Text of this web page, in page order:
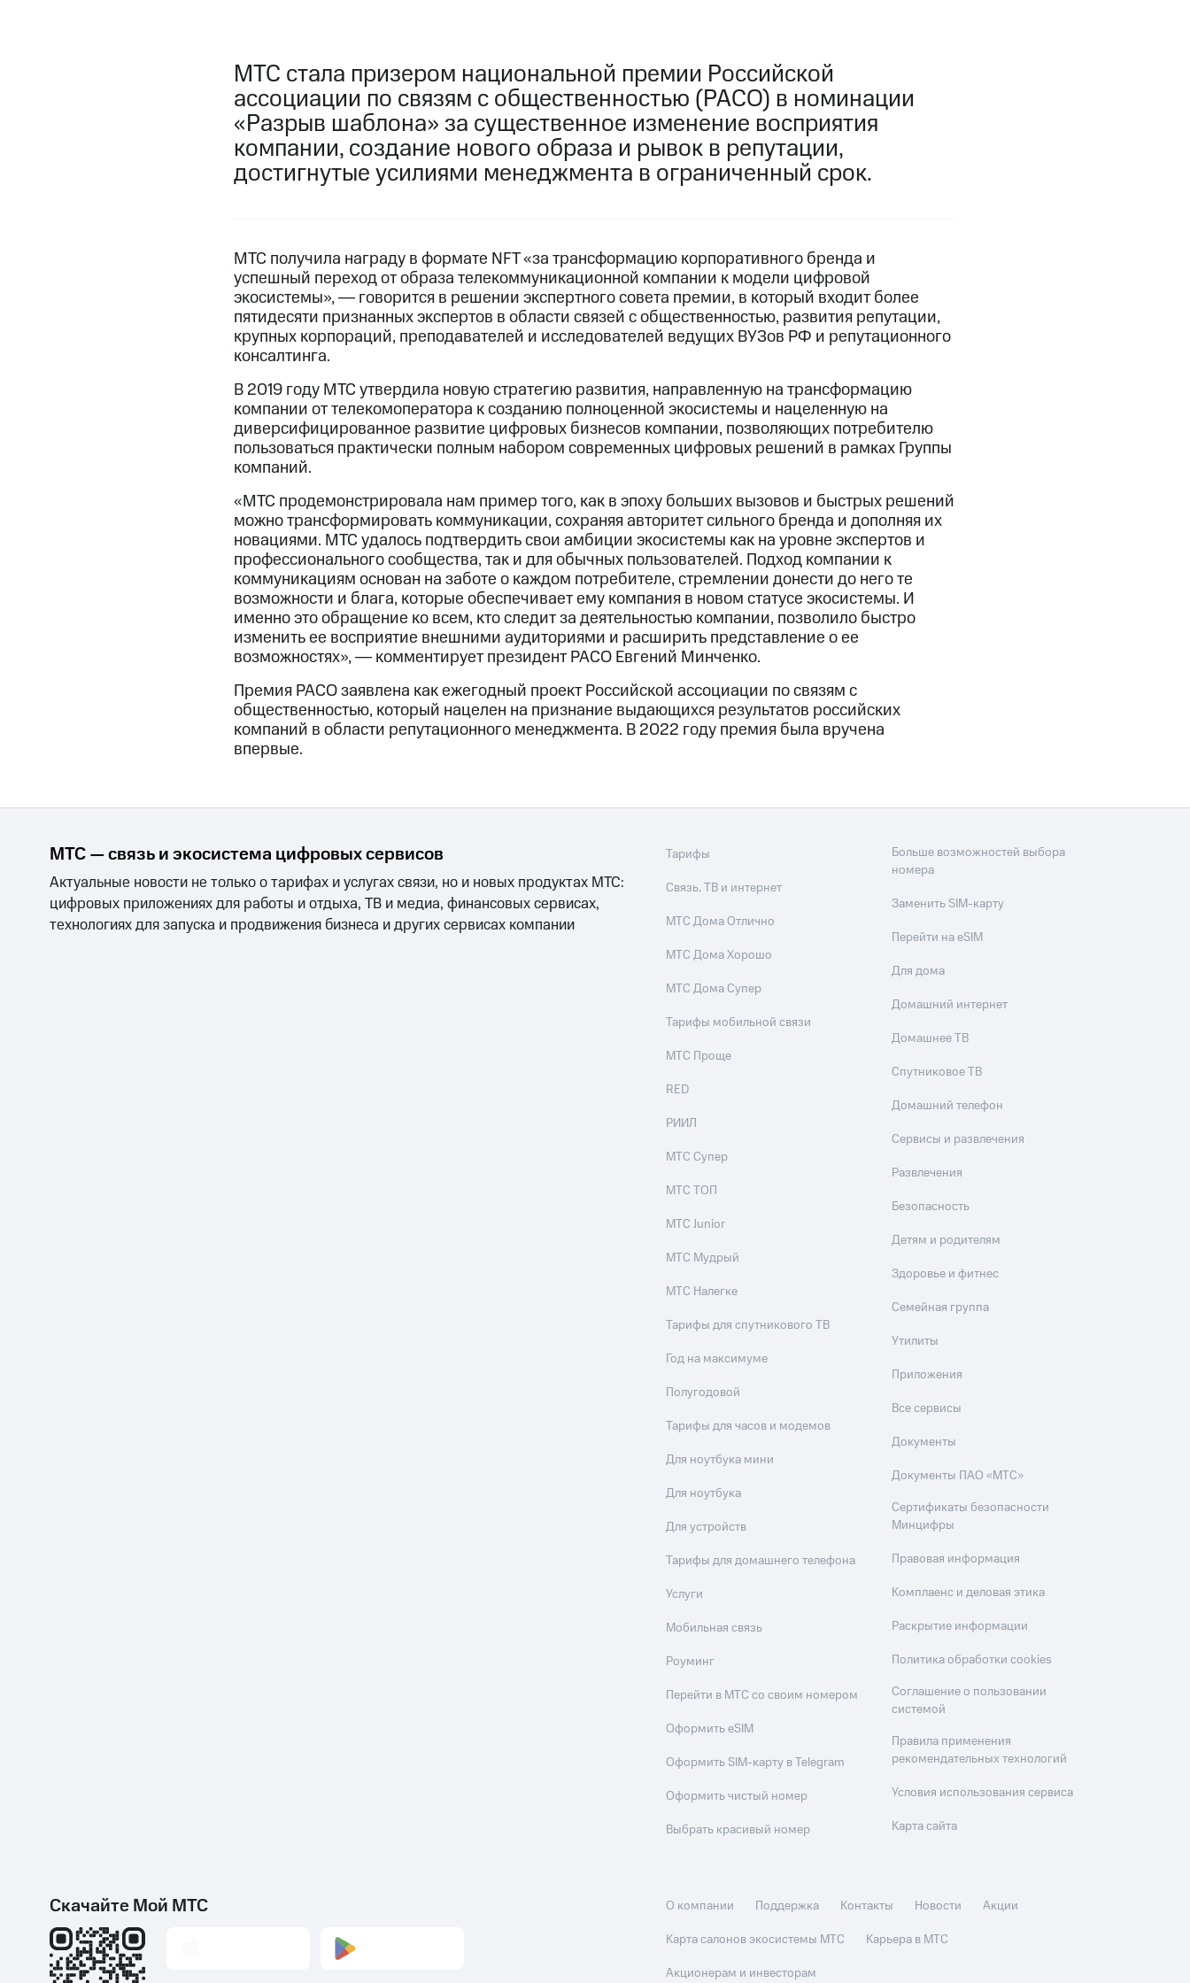
МТС стала призером национальной премии Российской
ассоциации по связям с общественностью (РАСО) в номинации
«Разрыв шаблона» за существенное изменение восприятия
компании, создание нового образа и рывок в репутации,
достигнутые усилиями менеджмента в ограниченный срок.
МТС получила награду в формате NFT «за трансформацию корпоративного бренда и
успешный переход от образа телекоммуникационной компании к модели цифровой
экосистемы», ― говорится в решении экспертного совета премии, в который входит более
пятидесяти признанных экспертов в области связей с общественностью, развития репутации,
крупных корпораций, преподавателей и исследователей ведущих ВУЗов РФ и репутационного
консалтинга.
В 2019 году МТС утвердила новую стратегию развития, направленную на трансформацию
компании от телекомоператора к созданию полноценной экосистемы и нацеленную на
диверсифицированное развитие цифровых бизнесов компании, позволяющих потребителю
пользоваться практически полным набором современных цифровых решений в рамках Группы
компаний.
«МТС продемонстрировала нам пример того, как в эпоху больших вызовов и быстрых решений
можно трансформировать коммуникации, сохраняя авторитет сильного бренда и дополняя их
новациями. МТС удалось подтвердить свои амбиции экосистемы как на уровне экспертов и
профессионального сообщества, так и для обычных пользователей. Подход компании к
коммуникациям основан на заботе о каждом потребителе, стремлении донести до него те
возможности и блага, которые обеспечивает ему компания в новом статусе экосистемы. И
именно это обращение ко всем, кто следит за деятельностью компании, позволило быстро
изменить ее восприятие внешними аудиториями и расширить представление о ее
возможностях», ― комментирует президент РАСО Евгений Минченко.
Премия РАСО заявлена как ежегодный проект Российской ассоциации по связям с
общественностью, который нацелен на признание выдающихся результатов российских
компаний в области репутационного менеджмента. В 2022 году премия была вручена
впервые.
МТС — связь и экосистема цифровых сервисов
Актуальные новости не только о тарифах и услугах связи, но и новых продуктах МТС:
цифровых приложениях для работы и отдыха, ТВ и медиа, финансовых сервисах,
технологиях для запуска и продвижения бизнеса и других сервисах компании
Тарифы
Связь, ТВ и интернет
МТС Дома Отлично
МТС Дома Хорошо
МТС Дома Супер
Тарифы мобильной связи
МТС Проще
RED
РИИЛ
МТС Супер
МТС ТОП
МТС Junior
МТС Мудрый
МТС Налегке
Тарифы для спутникового ТВ
Год на максимуме
Полугодовой
Тарифы для часов и модемов
Для ноутбука мини
Для ноутбука
Для устройств
Тарифы для домашнего телефона
Услуги
Мобильная связь
Роуминг
Перейти в МТС со своим номером
Оформить eSIM
Оформить SIM-карту в Telegram
Оформить чистый номер
Выбрать красивый номер
Больше возможностей выбора
номера
Заменить SIM-карту
Перейти на eSIM
Для дома
Домашний интернет
Домашнее ТВ
Спутниковое ТВ
Домашний телефон
Сервисы и развлечения
Развлечения
Безопасность
Детям и родителям
Здоровье и фитнес
Семейная группа
Утилиты
Приложения
Все сервисы
Документы
Документы ПАО «МТС»
Сертификаты безопасности
Минцифры
Правовая информация
Комплаенс и деловая этика
Раскрытие информации
Политика обработки cookies
Соглашение о пользовании
системой
Правила применения
рекомендательных технологий
Условия использования сервиса
Карта сайта
Скачайте Мой МТС О компании Поддержка Контакты Новости
Акции
Карта салонов экосистемы МТС
Карьера в МТС
Акционерам и инвесторам